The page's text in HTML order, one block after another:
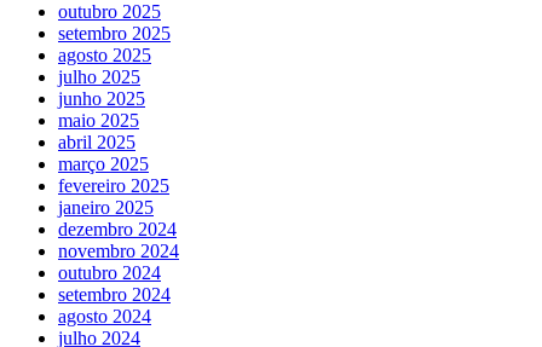
outubro 2025
setembro 2025
agosto 2025
julho 2025
junho 2025
maio 2025
abril 2025
março 2025
fevereiro 2025
janeiro 2025
dezembro 2024
novembro 2024
outubro 2024
setembro 2024
agosto 2024
julho 2024